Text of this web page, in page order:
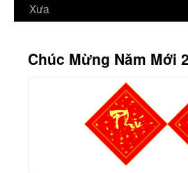
Xưa
Chúc Mừng Năm Mới